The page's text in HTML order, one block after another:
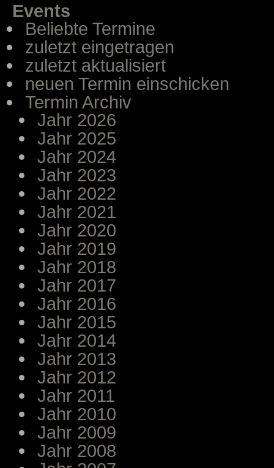
Events
Beliebte Termine
zuletzt eingetragen
zuletzt aktualisiert
neuen Termin einschicken
Termin Archiv
Jahr 2026
Jahr 2025
Jahr 2024
Jahr 2023
Jahr 2022
Jahr 2021
Jahr 2020
Jahr 2019
Jahr 2018
Jahr 2017
Jahr 2016
Jahr 2015
Jahr 2014
Jahr 2013
Jahr 2012
Jahr 2011
Jahr 2010
Jahr 2009
Jahr 2008